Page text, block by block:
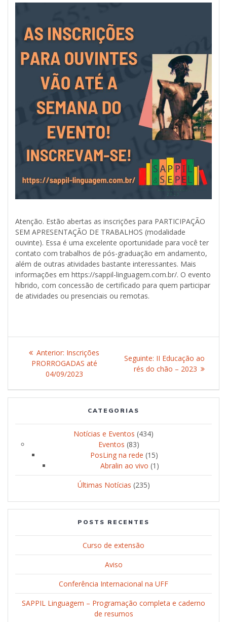
Atenção. Estão abertas as inscrições para PARTICIPAÇÃO
SEM APRESENTAÇÃO DE TRABALHOS (modalidade
ouvinte). Essa é uma excelente oportunidade para você ter
contato com trabalhos de pós-graduação em andamento,
além de outras atividades bastante interessantes. Mais
informações em https://sappil-linguagem.com.br/. O evento
híbrido, com concessão de certificado para quem participar
de atividades ou presenciais ou remotas.
Navegação
Post
Anterior: Post
anterior:
Inscrições
PRORROGADAS até
04/09/2023
Seguinte: Post
seguinte:
II Educação ao
rés do chão – 2023
CATEGORIAS
Notícias e Eventos (434)
Eventos (83)
PosLing na rede (15)
Abralin ao vivo (1)
Últimas Notícias (235)
POSTS RECENTES
Curso de extensão
Aviso
Conferência Internacional na UFF
SAPPIL Linguagem – Programação completa e caderno
de resumos